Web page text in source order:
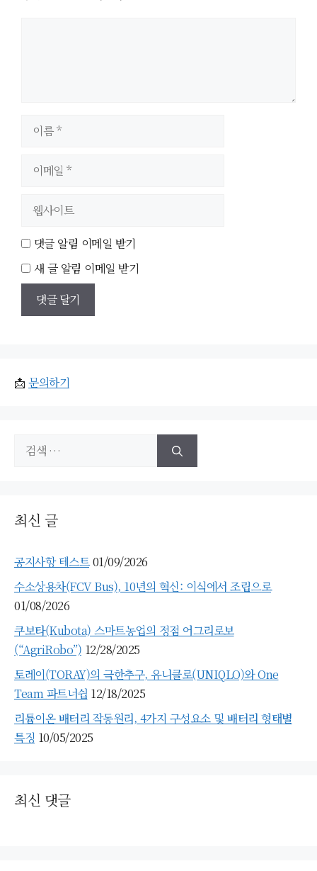
이
트
댓글 알림 이메일 받기
새 글 알림 이메일 받기
📩 문의하기
최신 글
공지사항 테스트 01/09/2026
수소상용차(FCV Bus), 10년의 혁신: 이식에서 조립으로
01/08/2026
쿠보타(Kubota) 스마트농업의 정점 어그리로보
(“AgriRobo”) 12/28/2025
토레이(TORAY)의 극한추구, 유니클로(UNIQLO)와 One
Team 파트너쉽 12/18/2025
리튬이온 배터리 작동원리, 4가지 구성요소 및 배터리 형태별
특징 10/05/2025
최신 댓글